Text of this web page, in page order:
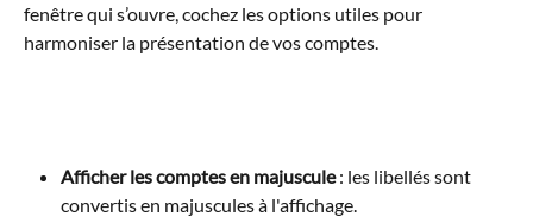
fenêtre qui s’ouvre, cochez les options utiles pour
harmoniser la présentation de vos comptes.
Afficher les comptes en majuscule : les libellés sont
convertis en majuscules à l'affichage.